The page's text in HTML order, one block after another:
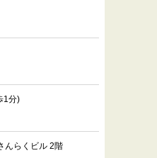
1分)
んらくビル 2階